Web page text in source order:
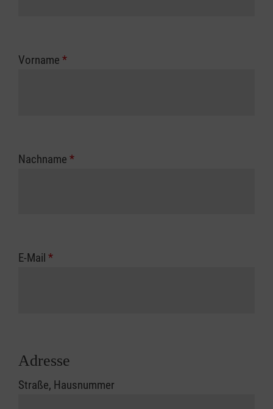
Vorname *
Nachname *
E-Mail *
Adresse
Straße, Hausnummer